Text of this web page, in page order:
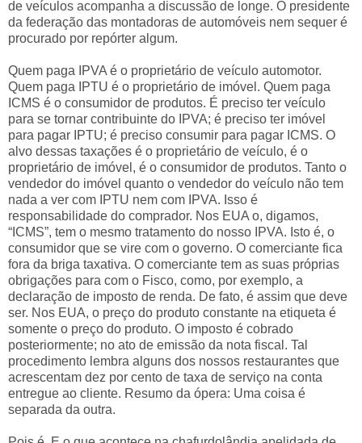
de veículos acompanha a discussão de longe. O presidente
da federação das montadoras de automóveis nem sequer é
procurado por repórter algum.
Quem paga IPVA é o proprietário de veículo automotor.
Quem paga IPTU é o proprietário de imóvel. Quem paga
ICMS é o consumidor de produtos. É preciso ter veículo
para se tornar contribuinte do IPVA; é preciso ter imóvel
para pagar IPTU; é preciso consumir para pagar ICMS. O
alvo dessas taxações é o proprietário de veículo, é o
proprietário de imóvel, é o consumidor de produtos. Tanto o
vendedor do imóvel quanto o vendedor do veículo não tem
nada a ver com IPTU nem com IPVA. Isso é
responsabilidade do comprador. Nos EUA o, digamos,
“ICMS”, tem o mesmo tratamento do nosso IPVA. Isto é, o
consumidor que se vire com o governo. O comerciante fica
fora da briga taxativa. O comerciante tem as suas próprias
obrigações para com o Fisco, como, por exemplo, a
declaração de imposto de renda. De fato, é assim que deve
ser. Nos EUA, o preço do produto constante na etiqueta é
somente o preço do produto. O imposto é cobrado
posteriormente; no ato de emissão da nota fiscal. Tal
procedimento lembra alguns dos nossos restaurantes que
acrescentam dez por cento de taxa de serviço na conta
entregue ao cliente. Resumo da ópera: Uma coisa é
separada da outra.